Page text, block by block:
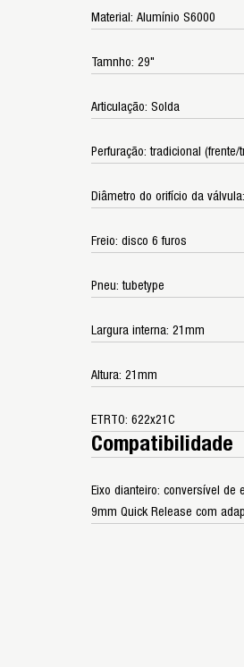
Material: Alumínio S6000
Tamnho: 29"
Articulação: Solda
Perfuração: tradicional
Diâmetro do orifício da
Freio: disco 6 furos
Pneu: tubetype
Largura interna: 21mm
Altura: 21mm
ETRTO: 622x21C
Compatibilidade
Eixo dianteiro: conversível de
9mm Quick Release com